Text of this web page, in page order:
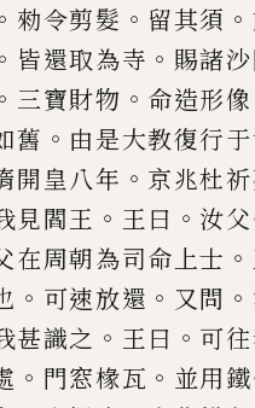
。 勑令剪髮 。 留其須 。
。 皆還取為寺 。 賜諸
。 三寶財物 。 命造形像
舊 。 由是大教復行
開皇八年 。 京兆杜
見閻王 。 王曰 。 汝
在周朝為司命上士 。
。 可速放還 。 又問 。
甚識之 。 王曰 。 可
。 門窓椽瓦 。 並用